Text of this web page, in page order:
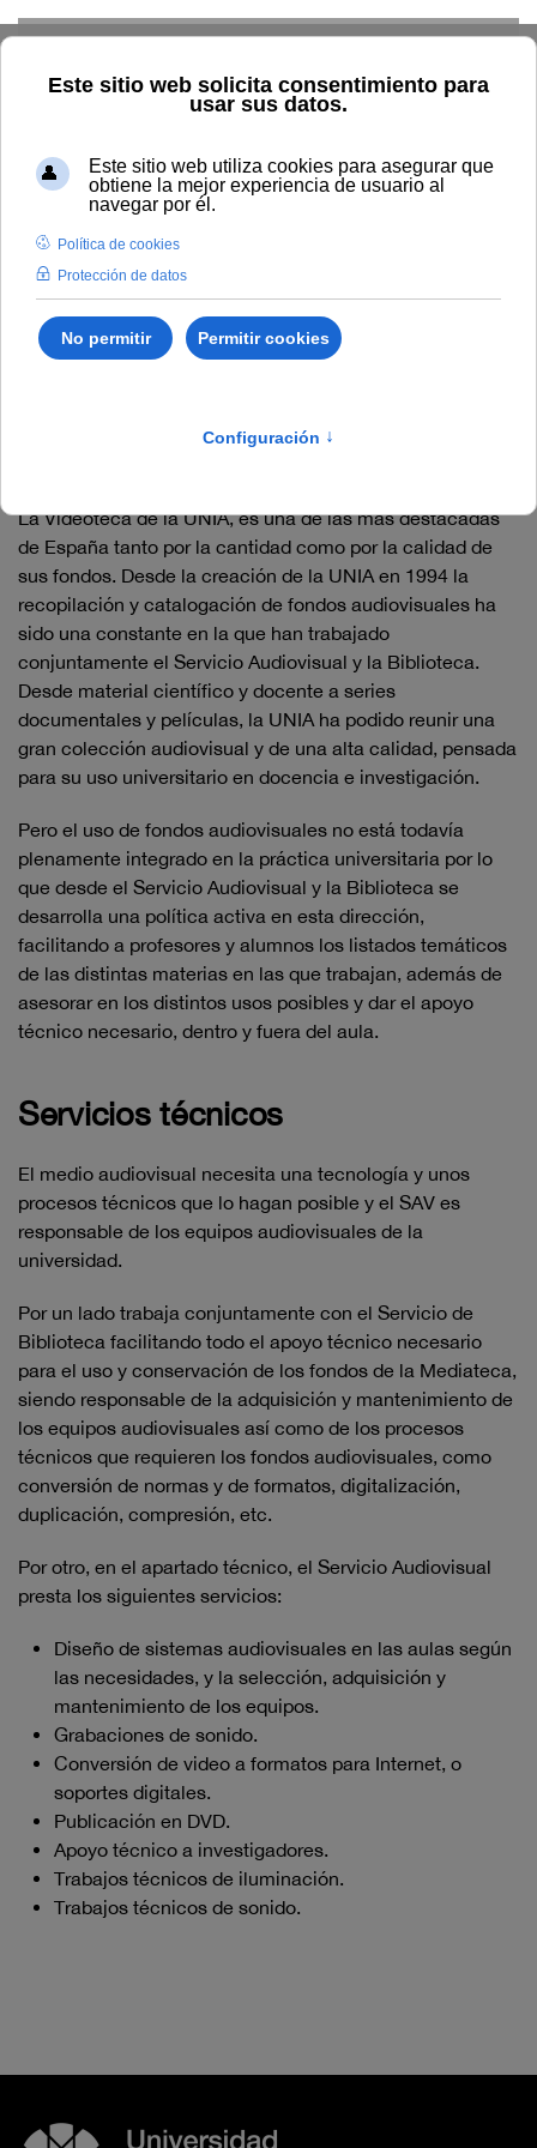
Inicio General Videoteca y servicios técnicos
Videoteca y servicios
técnicos
La Videoteca de la UNIA, es una de las mas destacadas
de España tanto por la cantidad como por la calidad de
sus fondos. Desde la creación de la UNIA en 1994 la
recopilación y catalogación de fondos audiovisuales ha
sido una constante en la que han trabajado
conjuntamente el Servicio Audiovisual y la Biblioteca.
Desde material científico y docente a series
documentales y películas, la UNIA ha podido reunir una
gran colección audiovisual y de una alta calidad, pensada
para su uso universitario en docencia e investigación.
Pero el uso de fondos audiovisuales no está todavía
plenamente integrado en la práctica universitaria por lo
que desde el Servicio Audiovisual y la Biblioteca se
desarrolla una política activa en esta dirección,
facilitando a profesores y alumnos los listados temáticos
de las distintas materias en las que trabajan, además de
asesorar en los distintos usos posibles y dar el apoyo
técnico necesario, dentro y fuera del aula.
Servicios técnicos
El medio audiovisual necesita una tecnología y unos
procesos técnicos que lo hagan posible y el SAV es
responsable de los equipos audiovisuales de la
universidad.
Por un lado trabaja conjuntamente con el Servicio de
Biblioteca facilitando todo el apoyo técnico necesario
para el uso y conservación de los fondos de la Mediateca,
siendo responsable de la adquisición y mantenimiento de
los equipos audiovisuales así como de los procesos
técnicos que requieren los fondos audiovisuales, como
conversión de normas y de formatos, digitalización,
duplicación, compresión, etc.
Por otro, en el apartado técnico, el Servicio Audiovisual
presta los siguientes servicios:
Diseño de sistemas audiovisuales en las aulas según
las necesidades, y la selección, adquisición y
mantenimiento de los equipos.
Grabaciones de sonido.
Conversión de video a formatos para Internet, o
soportes digitales.
Publicación en DVD.
Apoyo técnico a investigadores.
Trabajos técnicos de iluminación.
Trabajos técnicos de sonido.